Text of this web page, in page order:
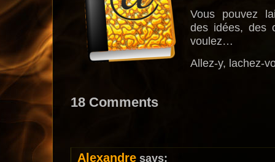
Vous pouvez
des idées, des
voulez…
Allez-y, lachez-
18 Comments
Alexandre says: